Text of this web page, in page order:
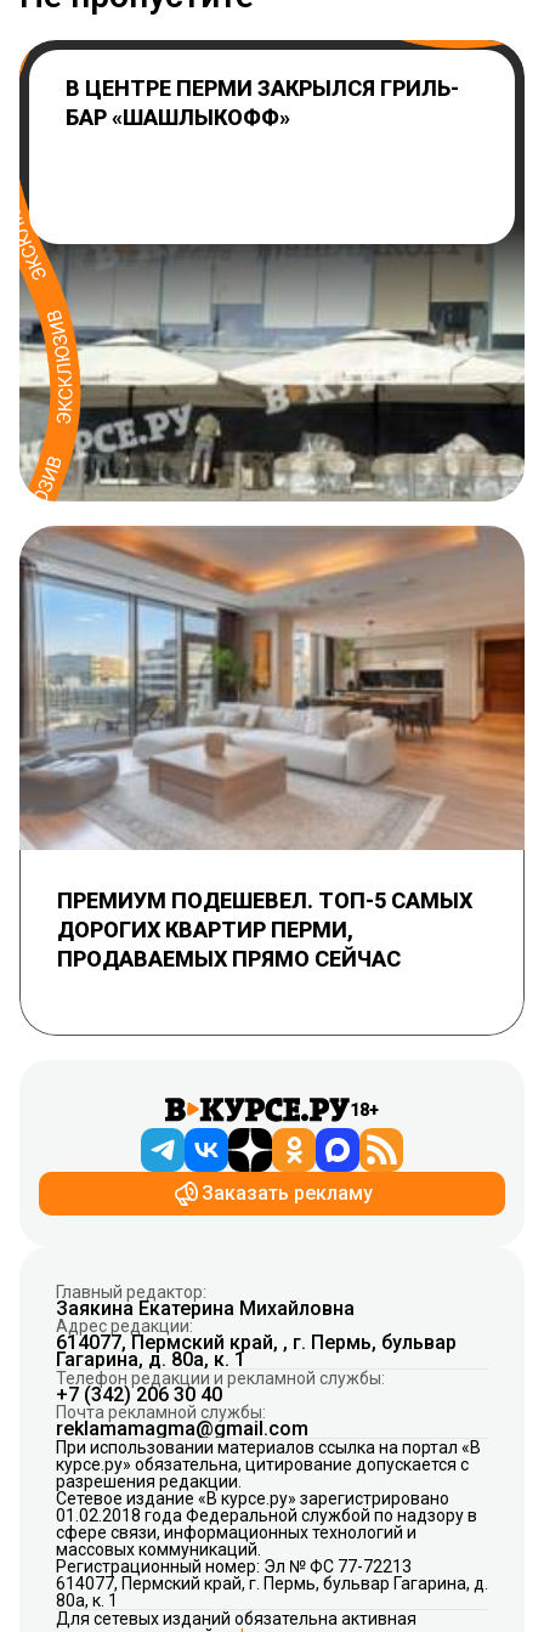
В ЦЕНТРЕ ПЕРМИ ЗАКРЫЛСЯ ГРИЛЬ-
БАР «ШАШЛЫКОФФ»
ПРЕМИУМ ПОДЕШЕВЕЛ. ТОП-5 САМЫХ
ДОРОГИХ КВАРТИР ПЕРМИ,
ПРОДАВАЕМЫХ ПРЯМО СЕЙЧАС
18+
Заказать рекламу
Главный редактор:
Заякина Екатерина Михайловна
Адрес редакции:
614077, Пермский край, , г. Пермь, бульвар
Гагарина, д. 80а, к. 1
Телефон редакции и рекламной службы:
+7 (342) 206 30 40
Почта рекламной службы:
reklamamagma@gmail.com
При использовании материалов ссылка на портал «В
курсе.ру» обязательна, цитирование допускается с
разрешения редакции.
Сетевое издание «В курсе.ру» зарегистрировано
01.02.2018 года Федеральной службой по надзору в
сфере связи, информационных технологий и
массовых коммуникаций.
Регистрационный номер: Эл № ФС 77-72213
614077, Пермский край, г. Пермь, бульвар Гагарина, д.
80а, к. 1
Для сетевых изданий обязательна активная